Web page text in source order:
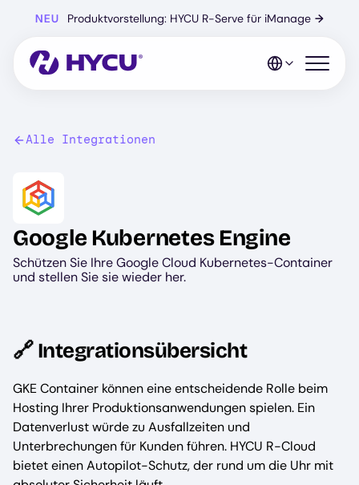
Hauptinhalt
NEU Produktvorstellung: HYCU R-Serve für iManage →
Mobiles
Alle Integrationen
Image
Google Kubernetes Engine
Schützen Sie Ihre Google Cloud Kubernetes-Container
und stellen Sie sie wieder her.
🔗 Integrationsübersicht
GKE Container können eine entscheidende Rolle beim
Hosting Ihrer Produktionsanwendungen spielen. Ein
Datenverlust würde zu Ausfallzeiten und
Unterbrechungen für Kunden führen. HYCU R-Cloud
bietet einen Autopilot-Schutz, der rund um die Uhr mit